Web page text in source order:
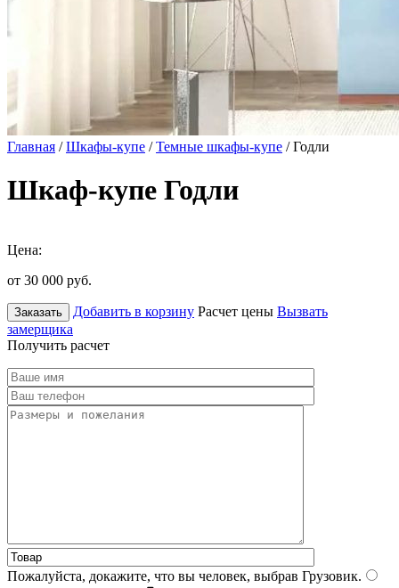
Главная /Шкафы-купе /Темные шкафы-купе / Годли
Шкаф-купе Годли
Цена:
от 30 000 руб.
Заказать Добавить в корзину Расчет цены Вызвать
замерщика
Получить расчет
Пожалуйста, докажите, что вы человек, выбрав Грузовик.